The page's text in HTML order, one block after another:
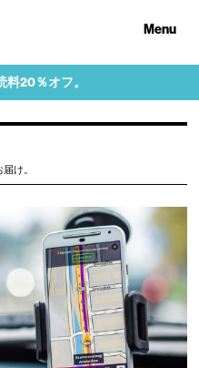
Menu
20％オフ。
け。